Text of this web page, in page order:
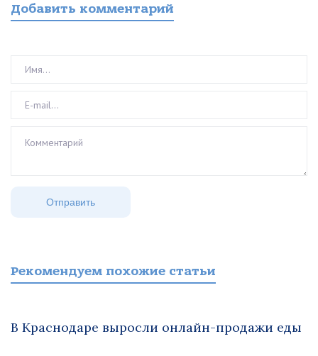
Добавить комментарий
Рекомендуем похожие статьи
В Краснодаре выросли онлайн-продажи еды